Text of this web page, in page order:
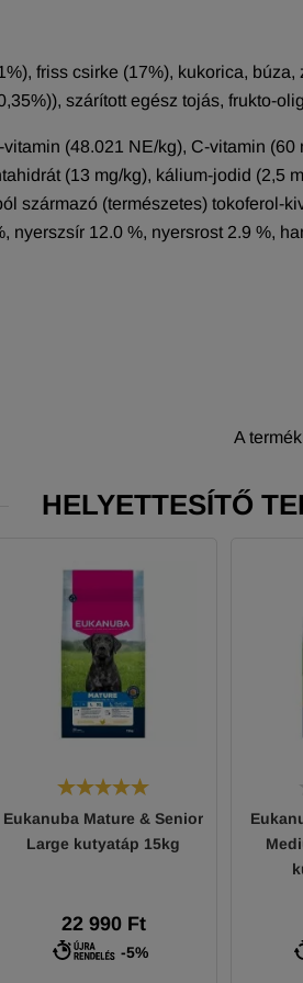
friss csirke (17%), kukorica,
szárított egész tojás, frukto-
(48.021 NE/kg), C-vitamin (60
(13 mg/kg), kálium-jodid (2,5
származó (természetes) tokoferol-
nyerszsír 12.0 %, nyersrost 2.9 %,
A
HELYETTESÍTŐ
Eukanuba Mature & Senior
Large kutyatáp 15kg
22 990 Ft
-5%